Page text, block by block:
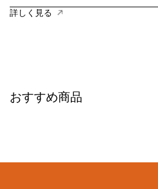
詳しく見る
おすすめ商品